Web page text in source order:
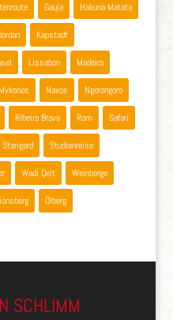
Gauja Hakuna Matata
Kapstadt
Lissabon Madeira
Mykonos Naxos Ngorongoro
Ribeira Brava Rom Safari
Starigard Studienreise
Wadi Qelt Weinberge
Ölberg
SCHLIMM